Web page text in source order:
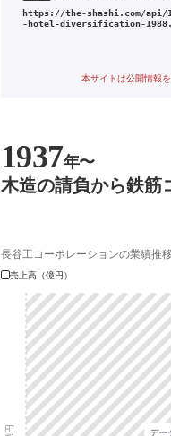
https://the-shashi.com/api/
-hotel-diversification-
本サイトは公開情報
1937年〜
木造の請負から鉄
長谷工コーポレーションの業績推
売上高（億円）